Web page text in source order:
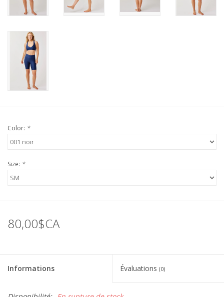
Color: *
Size: *
80,00$CA
Informations Évaluations (0)